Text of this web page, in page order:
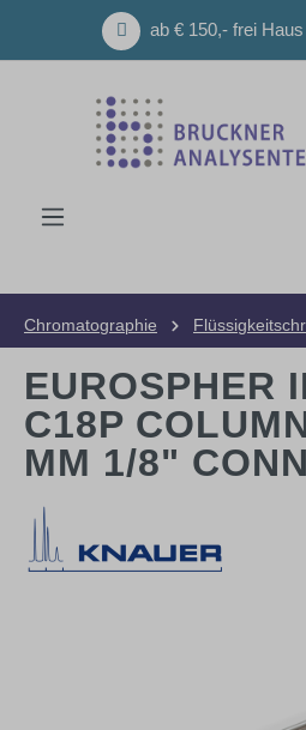
Zum Hauptinhalt springen
ab € 150,- frei
Chromatographie
EUROSPHER
C18P
MM 1/8"